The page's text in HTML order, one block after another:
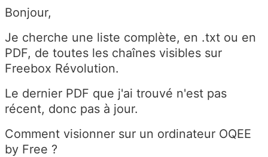
Bonjour,
Je cherche une liste complète, en .txt ou en
PDF, de toutes les chaînes visibles sur
Freebox Révolution.
Le dernier PDF que j'ai trouvé n'est pas
récent, donc pas à jour.
Comment visionner sur un ordinateur OQEE
by Free ?